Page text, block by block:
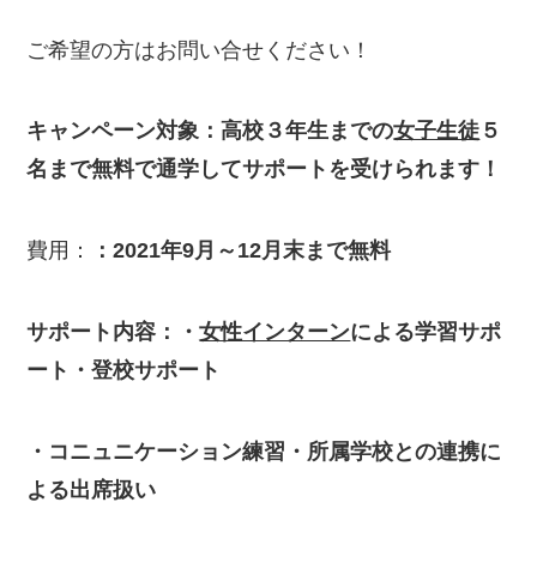
ご希望の方はお問い合せください！
キャンペーン対象 ：高校３年生までの女子生徒 ５
名まで無料で通学してサポートを受けられます！
費用： ：2021年9月～ 12月末まで無料
サポート内容：・女性インターンによる学習サポ
ート・登校サポート
・コニュニケーション練習・所属学校との連携に
よる出席扱い